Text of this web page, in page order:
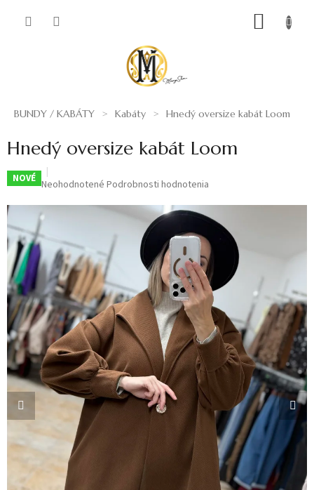
BUNDY / KABÁTY Kabáty Hnedý oversize kabát Loom
Hnedý oversize kabát Loom
NOVÉ Priemerné
je
0,0
z
5
hviezdičiek.
Neohodnotené Podrobnosti hodnotenia